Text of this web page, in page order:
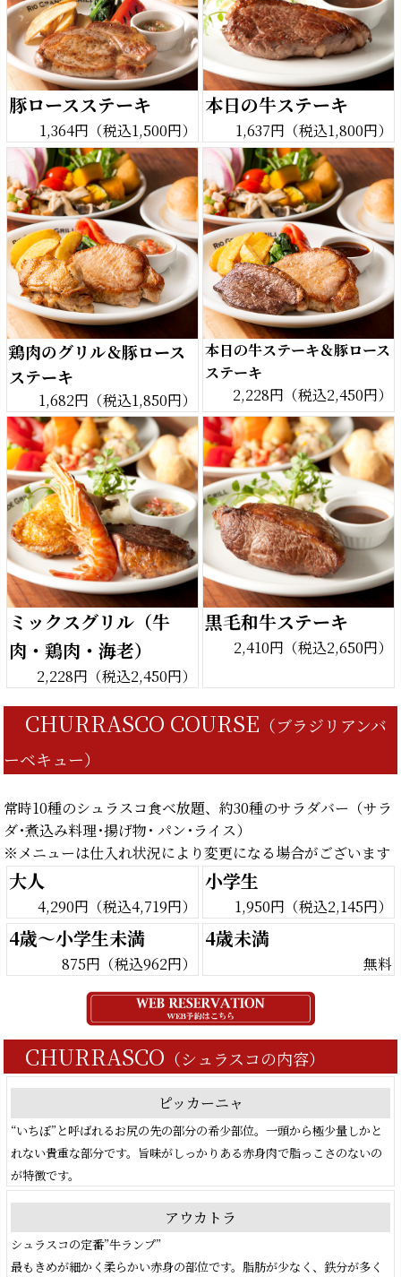
豚ロースステーキ
1,364円（税込1,500円）
本日の牛ステーキ
1,637円（税込1,800円）
鶏肉のグリル＆豚ロース
ステーキ
1,682円（税込1,850円）
本日の牛ステーキ＆豚ロース
ステーキ
2,228円（税込2,450円）
ミックスグリル（牛
肉・鶏肉・海老）
2,228円（税込2,450円）
黒毛和牛ステーキ
2,410円（税込2,650円）
CHURRASCO COURSE （ブラジリアンバ
ーベキュー）
常時10種のシュラスコ食べ放題、約30種のサラダバー（サラ
ダ･煮込み料理･揚げ物･ パン･ライス）
※メニューは仕入れ状況により変更になる場合がございます
大人
4,290円（税込4,719円）
小学生
1,950円（税込2,145円）
4歳～小学生未満
875円（税込962円）
4歳未満
無料
CHURRASCO （シュラスコの内容）
ピッカーニャ
“いちぼ”と呼ばれるお尻の先の部分の希少部位。一頭から極少量しかと
れない貴重な部分です。旨味がしっかりある赤身肉で脂っこさのないの
が特徴です。
アウカトラ
シュラスコの定番”牛ランプ”
最もきめが細かく柔らかい赤身の部位です。脂肪が少なく、鉄分が多く